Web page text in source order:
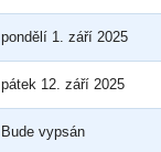
pondělí 1. září 2025
pátek 12. září 2025
Bude vypsán